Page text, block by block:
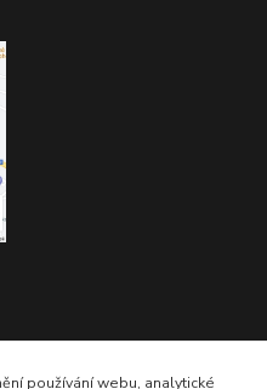
používání webu, analytické